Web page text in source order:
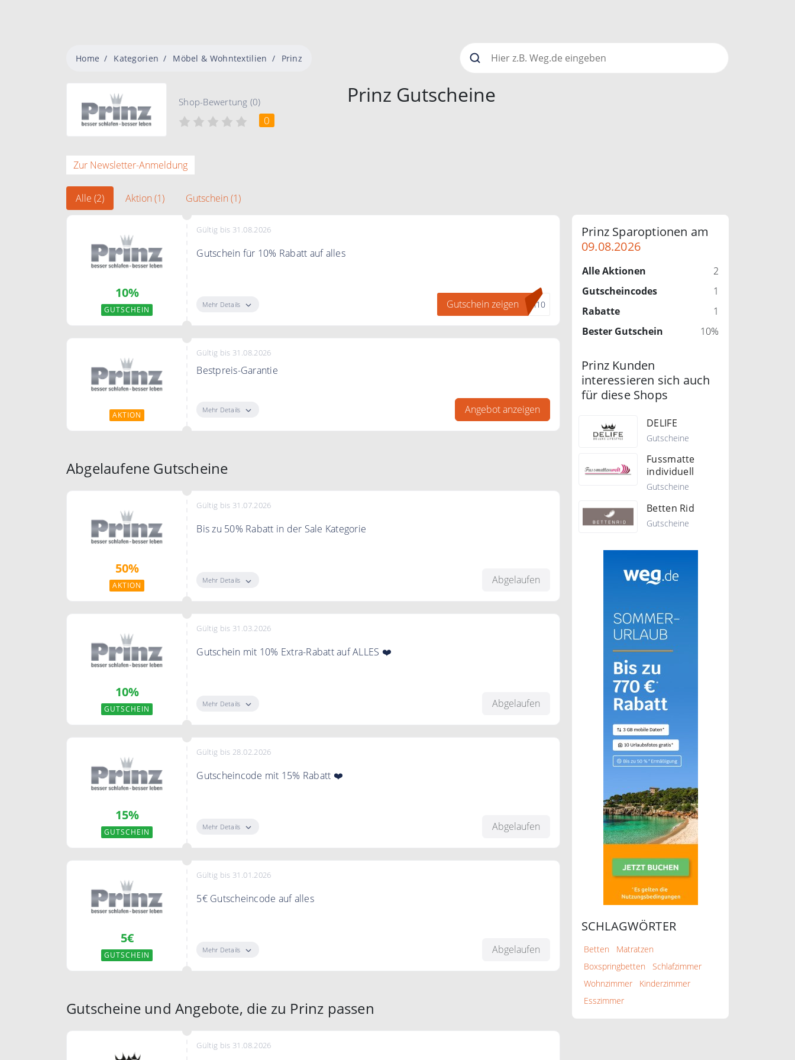
Home Kategorien Möbel & Wohntextilien Prinz
Shop-Bewertung (0)
0
Prinz Gutscheine
Zur Newsletter-Anmeldung
Alle (2) Aktion (1) Gutschein (1)
10%
GUTSCHEIN
Gültig bis 31.08.2026
Gutschein für 10% Rabatt auf alles
Mehr Details Gutschein zeigen en10
AKTION
Gültig bis 31.08.2026
Bestpreis-Garantie
niedrigeren Preis finden und die unten aufgeführten Bedingungen erfüllt sind,
kannst du über das Formular einen Nachweis zusenden und Betten Prinz liefert
Mehr Details Angebot anzeigen
Abgelaufene Gutscheine
50%
AKTION
Gültig bis 31.07.2026
Bis zu 50% Rabatt in der Sale Kategorie
Mehr Details Abgelaufen
10%
GUTSCHEIN
Gültig bis 31.03.2026
Gutschein mit 10% Extra-Rabatt auf ALLES ❤️
Mehr Details Abgelaufen
15%
GUTSCHEIN
Gültig bis 28.02.2026
Gutscheincode mit 15% Rabatt ❤️
Mehr Details Abgelaufen
5€
GUTSCHEIN
Gültig bis 31.01.2026
5€ Gutscheincode auf alles
Mehr Details Abgelaufen
Gutscheine und Angebote, die zu Prinz passen
Gültig bis 31.08.2026
Prinz Sparoptionen am
09.08.2026
Alle Aktionen
2
Gutscheincodes
1
Rabatte
1
Bester Gutschein
10%
Prinz Kunden
interessieren sich auch
für diese Shops
DELIFE
Gutscheine
Fussmatte
individuell
Gutscheine
Betten Rid
Gutscheine
SCHLAGWÖRTER
Betten
Matratzen
Boxspringbetten
Schlafzimmer
Wohnzimmer
Kinderzimmer
Esszimmer